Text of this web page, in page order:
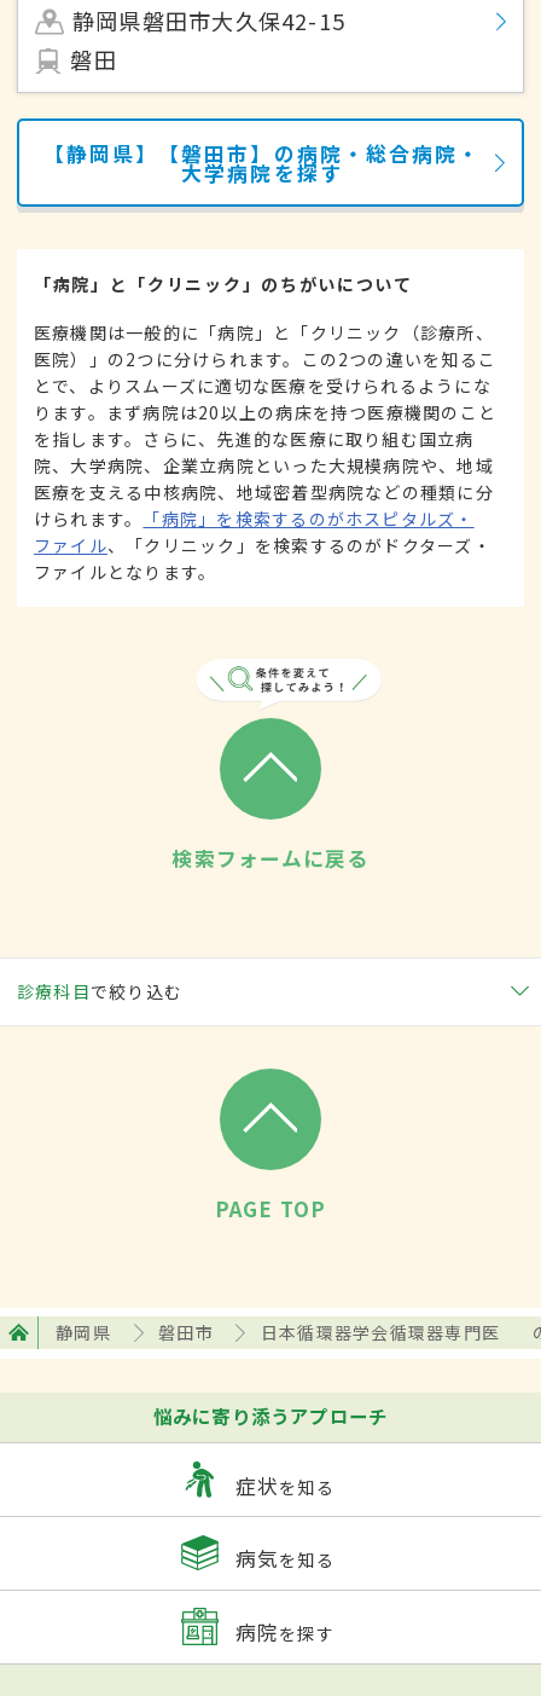
静岡県磐田市大久保42-15
磐田
【静岡県】【磐田市】の病院・総合病院・
大学病院を探す
「病院」と「クリニック」のちがいについて
医療機関は一般的に「病院」と「クリニック（診療所、
医院）」の2つに分けられます。この2つの違いを知るこ
とで、よりスムーズに適切な医療を受けられるようにな
ります。まず病院は20以上の病床を持つ医療機関のこと
を指します。さらに、先進的な医療に取り組む国立病
院、大学病院、企業立病院といった大規模病院や、地域
医療を支える中核病院、地域密着型病院などの種類に分
けられます。
「病院」を検索するのがホスピタルズ・
ファイル、「クリニック」を検索するのがドクターズ・
ファイルとなります。
検索フォームに戻る
診療科目で絞り込む
PAGE TOP
静岡県 磐田市 日本循環器学会循環器専門医
悩みに寄り添うアプローチ
症状を知る
病気を知る
病院を探す